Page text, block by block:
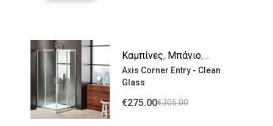
Καμπίνες, Μπάνιο,
Ντουζιέρες
Axis Corner Entry - Clean
Glass
€305.00
€275.00